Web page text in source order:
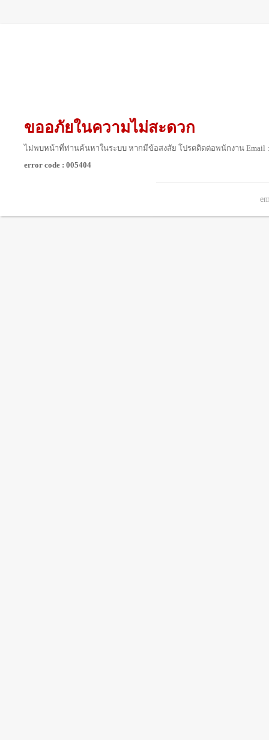
ขออภัยในความไม่สะดวก
ไม่พบหน้าที่ท่านค้นหาในระบบ หากมีข้อสงสัย โปรดติดต่อพนักงาน Email :
error code : 005404